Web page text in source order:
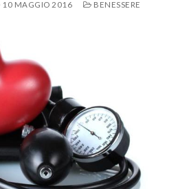
10 MAGGIO 2016 BENESSERE